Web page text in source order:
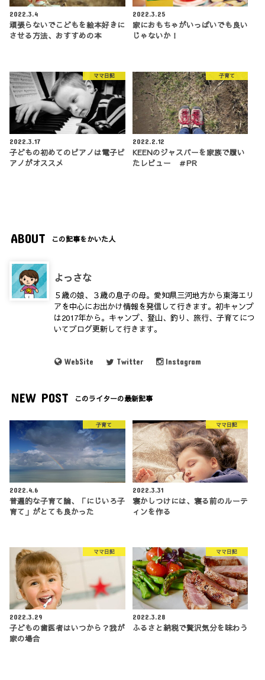
2022.3.4
頑張らないでこどもを絵本好きに
させる方法、おすすめの本
2022.3.25
家におもちゃがいっぱいでも良い
じゃないか！
ママ日記
2022.3.17
子どもの初めてのピアノは電子ピ
アノがオススメ
子育て
2022.2.12
KEENのジャスパーを家族で履い
たレビュー ＃PR
ABOUT この記事をかいた人
よっさな
５歳の娘、３歳の息子の母。愛知県三河地方から東海エリ
アを中心にお出かけ情報を発信して行きます。初キャンプ
は2017年から。キャンプ、登山、釣り、旅行、子育てにつ
いてブログ更新して行きます。
WebSite Twitter Instagram
NEW POST このライターの最新記事
子育て
2022.4.6
普遍的な子育て論、「にじいろ子
育て」がとても良かった
ママ日記
2022.3.31
寝かしつけには、寝る前のルーテ
ィンを作る
ママ日記
2022.3.29
子どもの歯医者はいつから？我が
家の場合
ママ日記
2022.3.28
ふるさと納税で贅沢気分を味わう